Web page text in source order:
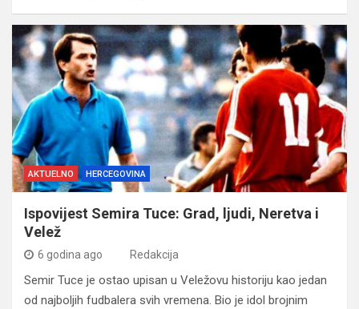
AKTUELNO HERCEGOVINA
Ispovijest Semira Tuce: Grad, ljudi, Neretva i
Velež
6 godina ago Redakcija
Semir Tuce je ostao upisan u Veležovu historiju kao jedan
od najboljih fudbalera svih vremena. Bio je idol brojnim